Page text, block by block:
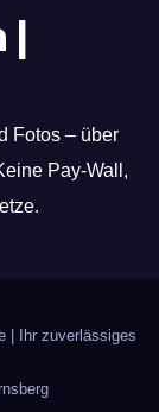
|
Fotos – über
Pay-Wall,
| Ihr zuverlässiges